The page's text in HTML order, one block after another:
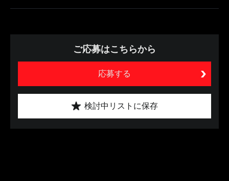
ご応募はこちらから
応募する
検討中リストに保存